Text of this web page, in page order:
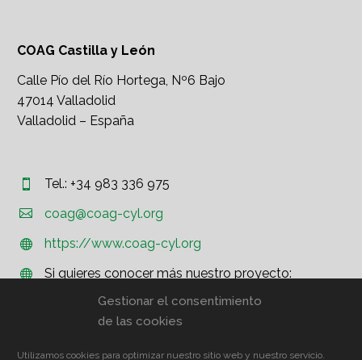
Gestionar el consentimiento
de las cookies
Utilizamos cookies para optimizar nuestro sitio web y nuestro servicio.
COAG Castilla y León
Calle Pío del Río Hortega, Nº6 Bajo
47014 Valladolid
Valladolid – España

 Tel.: +34 983 336 975

 coag@coag-cyl.org

 https://www.coag-cyl.org


Si quieres conocer más nuestro proyecto:
http://www.coag.org